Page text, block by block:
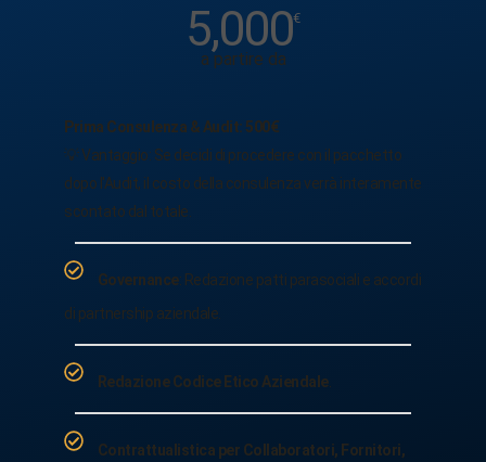
5,000€
a partire da
Prima Consulenza & Audit: 500€
💡 Vantaggio: Se decidi di procedere con il pacchetto
dopo l'Audit, il costo della consulenza verrà interamente
scontato dal totale.
Governance: Redazione patti parasociali e accordi
di partnership aziendale.
Redazione Codice Etico Aziendale.
Contrattualistica per Collaboratori, Fornitori,